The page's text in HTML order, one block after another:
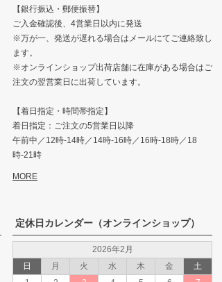
【銀行振込・郵便振替】
ご入金確認後、4営業日以内に発送
※万が一、発送が遅れる場合はメールにてご連絡致し
ます。
※オンラインショップ出荷店舗に在庫がある場合はご
注文の翌営業日に出荷しています。
【着日指定・時間帯指定】
着日指定：ご注文の5営業日以降
午前中／12時-14時／14時-16時／16時-18時／18
時-21時
MORE
定休日カレンダー（オンラインショップ）
2026年2月
日
月 火 水 木 金
土